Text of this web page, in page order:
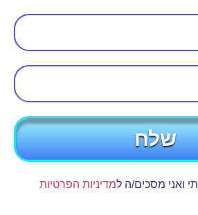
ואני מסכים/ה למדיניות הפרטיות
שלח